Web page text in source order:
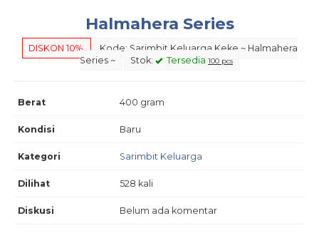
Halmahera Series
DISKON 10%
Kode: Sarimbit Keluarga Keke ~ Halmahera
Series ~
Stok: Tersedia 100 pcs
Berat 400 gram
Kondisi Baru
Kategori Sarimbit Keluarga
Dilihat 528 kali
Diskusi Belum ada komentar